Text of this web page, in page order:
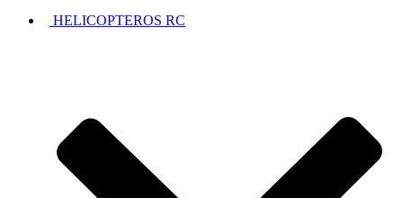
HELICOPTEROS RC